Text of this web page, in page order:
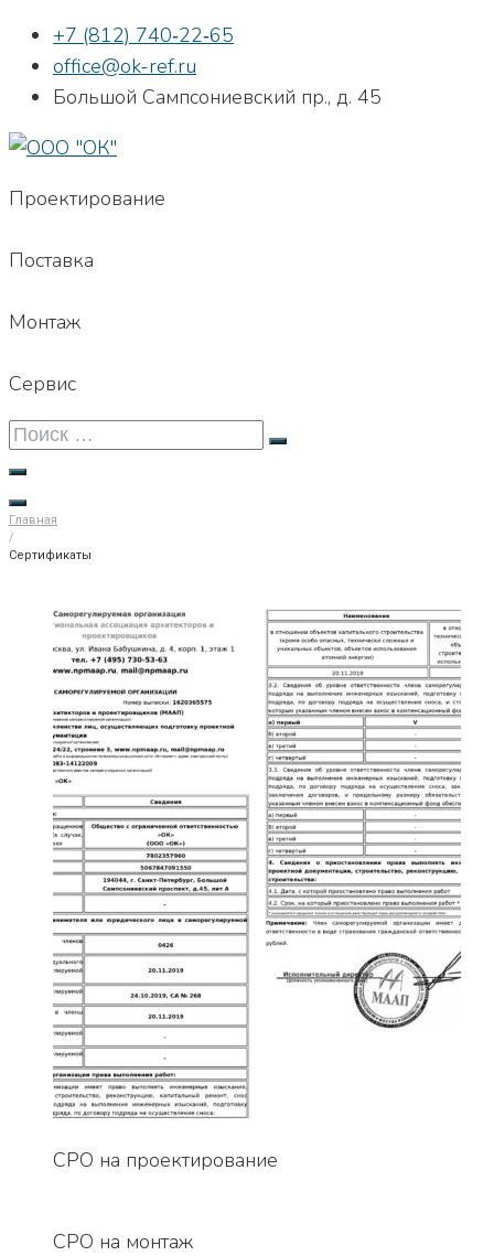
Перейти
контенту
+7 (812) 740‐22‐65
office@ok-ref.ru
Большой Сампсониевский пр., д. 45
Проектирование
Поставка
Монтаж
Сервис
Главная
/
Сертификаты
СРО на проектирование
СРО на монтаж